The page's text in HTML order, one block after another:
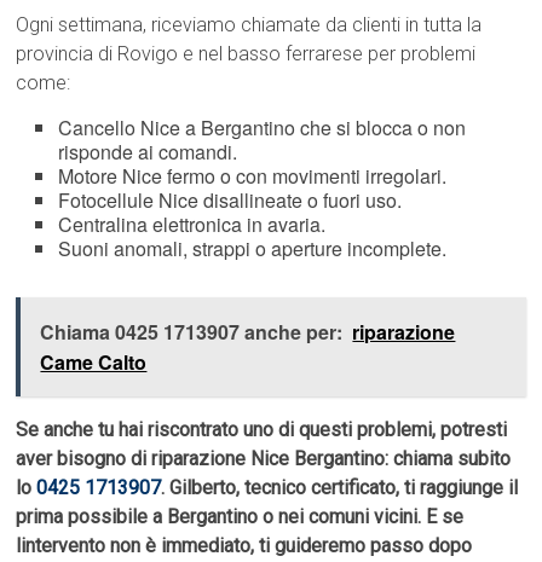
Ogni settimana, riceviamo chiamate da clienti in tutta la
provincia di Rovigo e nel basso ferrarese per problemi
come:
Cancello Nice a Bergantino che si blocca o non
risponde ai comandi.
Motore Nice fermo o con movimenti irregolari.
Fotocellule Nice disallineate o fuori uso.
Centralina elettronica in avaria.
Suoni anomali, strappi o aperture incomplete.
Chiama 0425 1713907 anche per: riparazione
Came Calto
Se anche tu hai riscontrato uno di questi problemi, potresti
aver bisogno di riparazione Nice Bergantino: chiama subito
lo0425 1713907. Gilberto, tecnico certificato, ti raggiunge il
prima possibile a Bergantino o nei comuni vicini. E se
lintervento non è immediato, ti guideremo passo dopo